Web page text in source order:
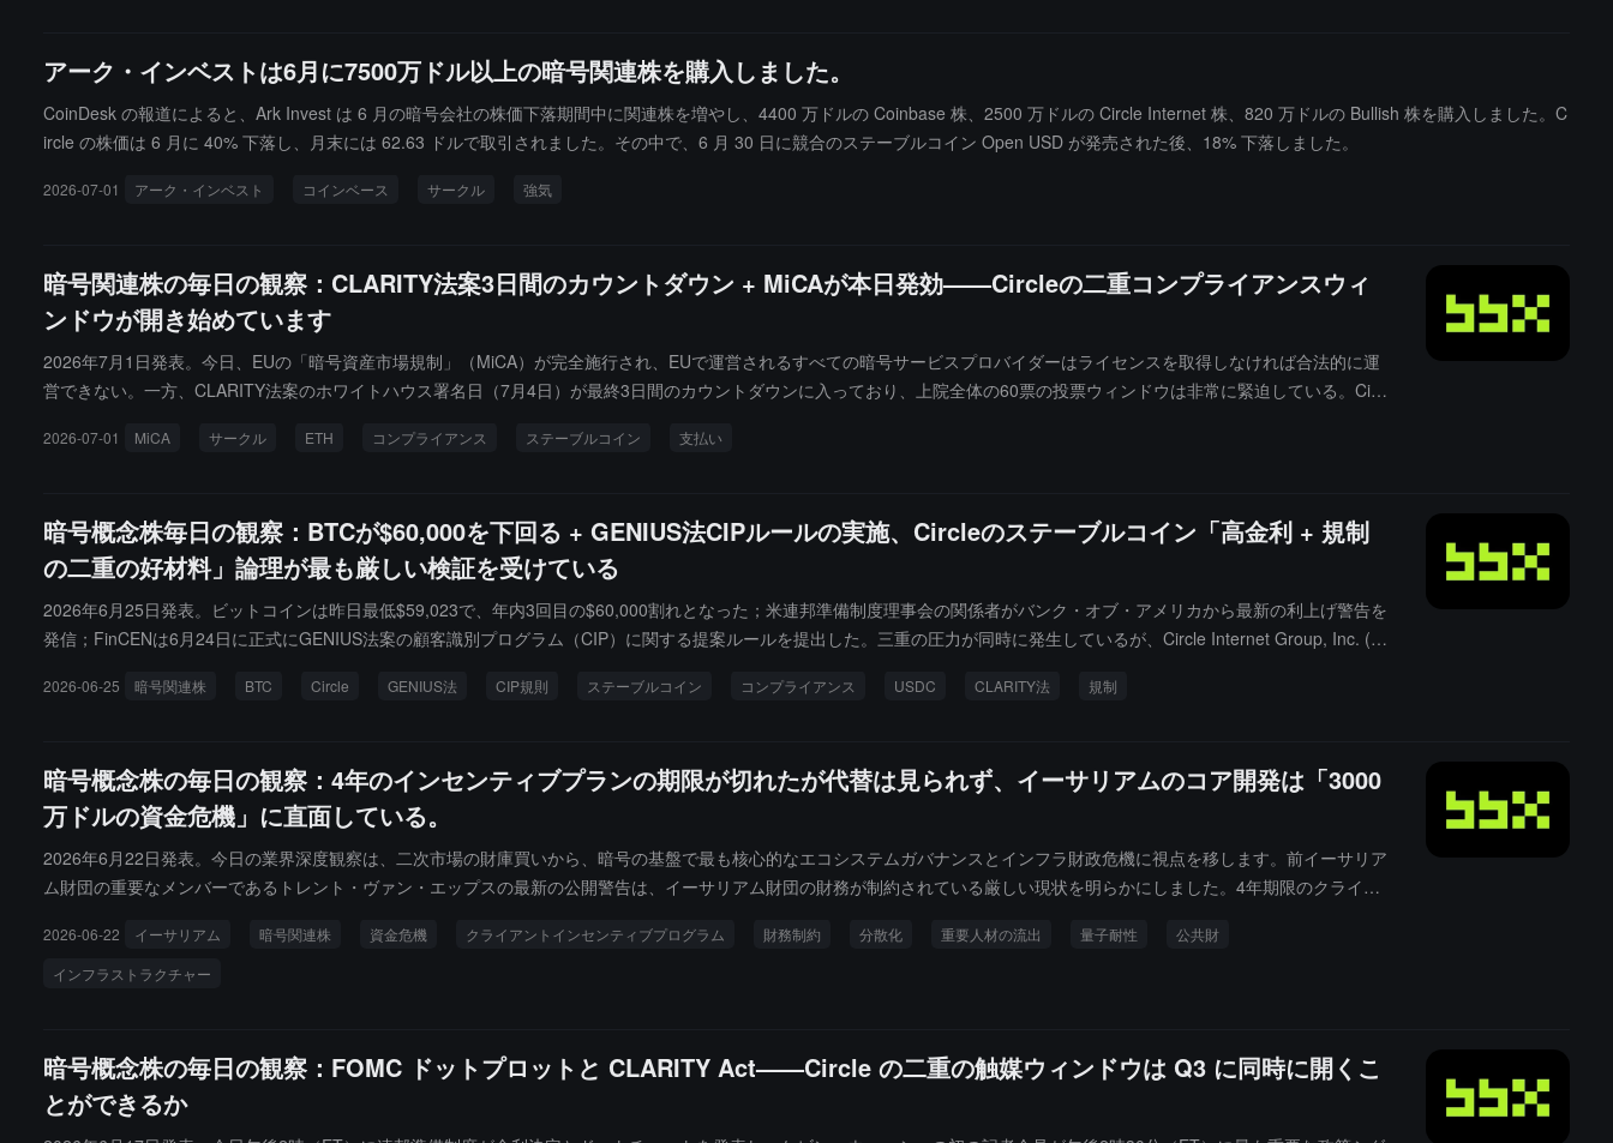
アーク・インベストは6月に7500万ドル以上の暗号関連株を購入しました。
CoinDesk の報道によると、Ark Invest は 6 月の暗号会社の株価下落期間中に関連株を増やし、4400 万ドルの Coinbase 株、2500 万ドルの Circle Internet 株、820 万ドルの Bullish 株を購入しました。C
ircle の株価は 6 月に 40% 下落し、月末には 62.63 ドルで取引されました。その中で、6 月 30 日に競合のステーブルコイン Open USD が発売された後、18% 下落しました。
2026-07-01 アーク・インベスト コインベース サークル 強気
暗号関連株の毎日の観察：CLARITY法案3日間のカウントダウン + MiCAが本日発効——Circleの二重コンプライアンスウィ
ンドウが開き始めています
2026年7月1日発表。今日、EUの「暗号資産市場規制」（MiCA）が完全施行され、EUで運営されるすべての暗号サービスプロバイダーはライセンスを取得しなければ合法的に運
営できない。一方、CLARITY法案のホワイトハウス署名日（7月4日）が最終3日間のカウントダウンに入っており、上院全体の60票の投票ウィンドウは非常に緊迫している。Circ
確なコンプライアンスフレームワークを提供し、CLARITY法案が4日以内に立法されれば、そのアメリカのビジネスに対等な連邦保護を提供することになる。同じ週に2つの規制
2026-07-01 MiCA サークル ETH コンプライアンス ステーブルコイン 支払い
暗号概念株毎日の観察：BTCが$60,000を下回る + GENIUS法CIPルールの実施、Circleのステーブルコイン「高金利 + 規制
の二重の好材料」論理が最も厳しい検証を受けている
2026年6月25日発表。ビットコインは昨日最低$59,023で、年内3回目の$60,000割れとなった；米連邦準備制度理事会の関係者がバンク・オブ・アメリカから最新の利上げ警告を
発信；FinCENは6月24日に正式にGENIUS法案の顧客識別プログラム（CIP）に関する提案ルールを提出した。三重の圧力が同時に発生しているが、Circle Internet Group, Inc. (N
レームワークに新たな基盤を加え、CLARITY法案は7月4日の署名目標まで残り9日——三つのポジティブなシグナルと一つのマクロ価格圧力が共存し、$CRCLの評価はこの週に
2026-06-25 暗号関連株 BTC Circle GENIUS法 CIP規則 ステーブルコイン コンプライアンス USDC CLARITY法 規制
暗号概念株の毎日の観察：4年のインセンティブプランの期限が切れたが代替は見られず、イーサリアムのコア開発は「3000
万ドルの資金危機」に直面している。
2026年6月22日発表。今日の業界深度観察は、二次市場の財庫買いから、暗号の基盤で最も核心的なエコシステムガバナンスとインフラ財政危機に視点を移します。前イーサリア
ム財団の重要なメンバーであるトレント・ヴァン・エップスの最新の公開警告は、イーサリアム財団の財務が制約されている厳しい現状を明らかにしました。4年期限のクライア
直面しています。
2026-06-22 イーサリアム 暗号関連株 資金危機 クライアントインセンティブプログラム 財務制約 分散化 重要人材の流出 量子耐性
公共財
インフラストラクチャー
暗号概念株の毎日の観察：FOMC ドットプロットと CLARITY Act——Circle の二重の触媒ウィンドウは Q3 に同時に開くこ
とができるか